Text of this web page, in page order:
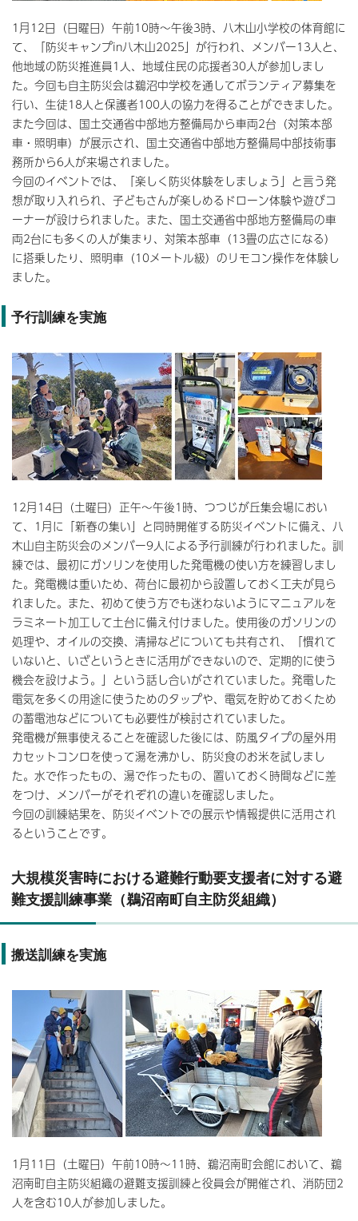
1月12日（日曜日）午前10時～午後3時、八木山小学校の体育館に
て、「防災キャンプin八木山2025」が行われ、メンバー13人と、
他地域の防災推進員1人、地域住民の応援者30人が参加しまし
た。今回も自主防災会は鵜沼中学校を通してボランティア募集を
行い、生徒18人と保護者100人の協力を得ることができました。
また今回は、国土交通省中部地方整備局から車両2台（対策本部
車・照明車）が展示され、国土交通省中部地方整備局中部技術事
務所から6人が来場されました。
今回のイベントでは、「楽しく防災体験をしましょう」と言う発
想が取り入れられ、子どもさんが楽しめるドローン体験や遊びコ
ーナーが設けられました。また、国土交通省中部地方整備局の車
両2台にも多くの人が集まり、対策本部車（13畳の広さになる）
に搭乗したり、照明車（10メートル級）のリモコン操作を体験し
ました。
予行訓練を実施
12月14日（土曜日）正午～午後1時、つつじが丘集会場におい
て、1月に「新春の集い」と同時開催する防災イベントに備え、八
木山自主防災会のメンバー9人による予行訓練が行われました。訓
練では、最初にガソリンを使用した発電機の使い方を練習しまし
た。発電機は重いため、荷台に最初から設置しておく工夫が見ら
れました。また、初めて使う方でも迷わないようにマニュアルを
ラミネート加工して土台に備え付けました。使用後のガソリンの
処理や、オイルの交換、清掃などについても共有され、「慣れて
いないと、いざというときに活用ができないので、定期的に使う
機会を設けよう。」という話し合いがされていました。発電した
電気を多くの用途に使うためのタップや、電気を貯めておくため
の蓄電池などについても必要性が検討されていました。
発電機が無事使えることを確認した後には、防風タイプの屋外用
カセットコンロを使って湯を沸かし、防災食のお米を試しまし
た。水で作ったもの、湯で作ったもの、置いておく時間などに差
をつけ、メンバーがそれぞれの違いを確認しました。
今回の訓練結果を、防災イベントでの展示や情報提供に活用され
るということです。
大規模災害時における避難行動要支援者に対する避
難支援訓練事業（鵜沼南町自主防災組織）
搬送訓練を実施
1月11日（土曜日）午前10時～11時、鵜沼南町会館において、鵜
沼南町自主防災組織の避難支援訓練と役員会が開催され、消防団2
人を含む10人が参加しました。